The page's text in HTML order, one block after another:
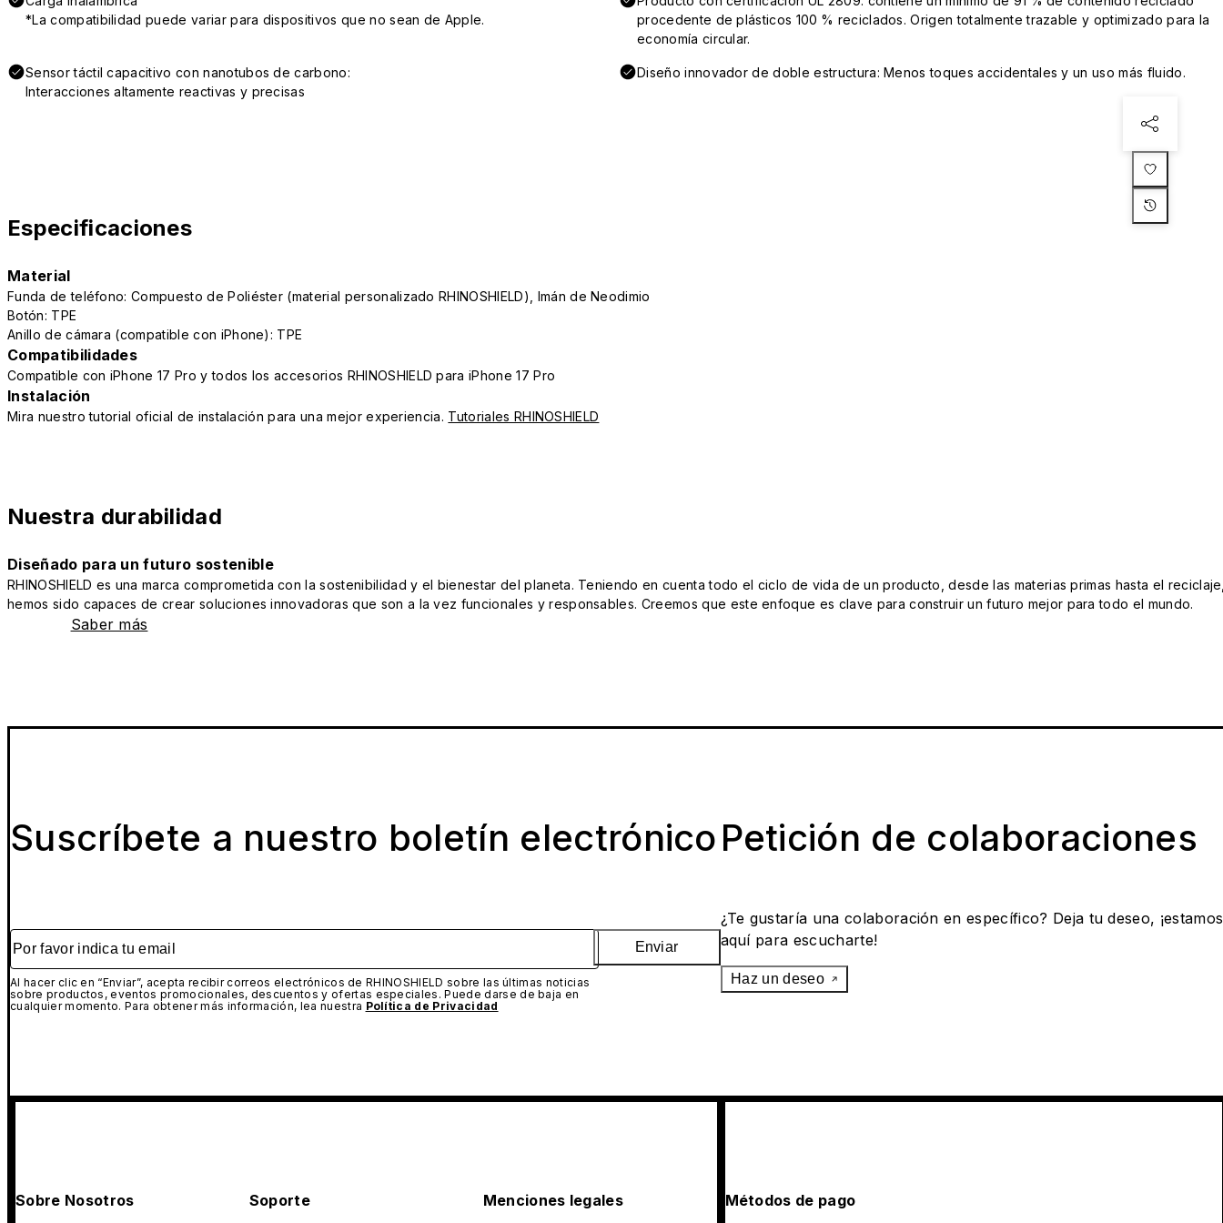
*La compatibilidad puede variar para dispositivos que no sean de Apple.
procedente de plásticos 100 % reciclados. Origen totalmente trazable y optimizado para la
economía circular.
Sensor táctil capacitivo con nanotubos de carbono:
Interacciones altamente reactivas y precisas
Diseño innovador de doble estructura: Menos toques accidentales y un uso más fluido.
Especificaciones
Material
Funda de teléfono: Compuesto de Poliéster (material personalizado RHINOSHIELD), Imán de Neodimio
Botón: TPE
Anillo de cámara (compatible con iPhone): TPE
Compatibilidades
Compatible con iPhone 17 Pro y todos los accesorios RHINOSHIELD para iPhone 17 Pro
Instalación
Mira nuestro tutorial oficial de instalación para una mejor experiencia. Tutoriales RHINOSHIELD
Nuestra durabilidad
Diseñado para un futuro sostenible
RHINOSHIELD es una marca comprometida con la sostenibilidad y el bienestar del planeta. Teniendo en cuenta todo el ciclo de vida de un producto, desde las materias primas hasta el
hemos sido capaces de crear soluciones innovadoras que son a la vez funcionales y responsables. Creemos que este enfoque es clave para construir un futuro mejor para todo el mundo.
Saber más
Suscríbete a nuestro boletín electrónico
Por favor indica tu email
Al hacer clic en “Enviar”, acepta recibir correos electrónicos de RHINOSHIELD sobre las últimas noticias
sobre productos, eventos promocionales, descuentos y ofertas especiales. Puede darse de baja en
cualquier momento. Para obtener más información, lea nuestra Política de Privacidad
Enviar
Petición de colaboraciones
¿Te gustaría una colaboración en específico? Deja tu deseo, ¡estamos
aquí para escucharte!
Haz un deseo
Sobre Nosotros Soporte Menciones legales Métodos de pago